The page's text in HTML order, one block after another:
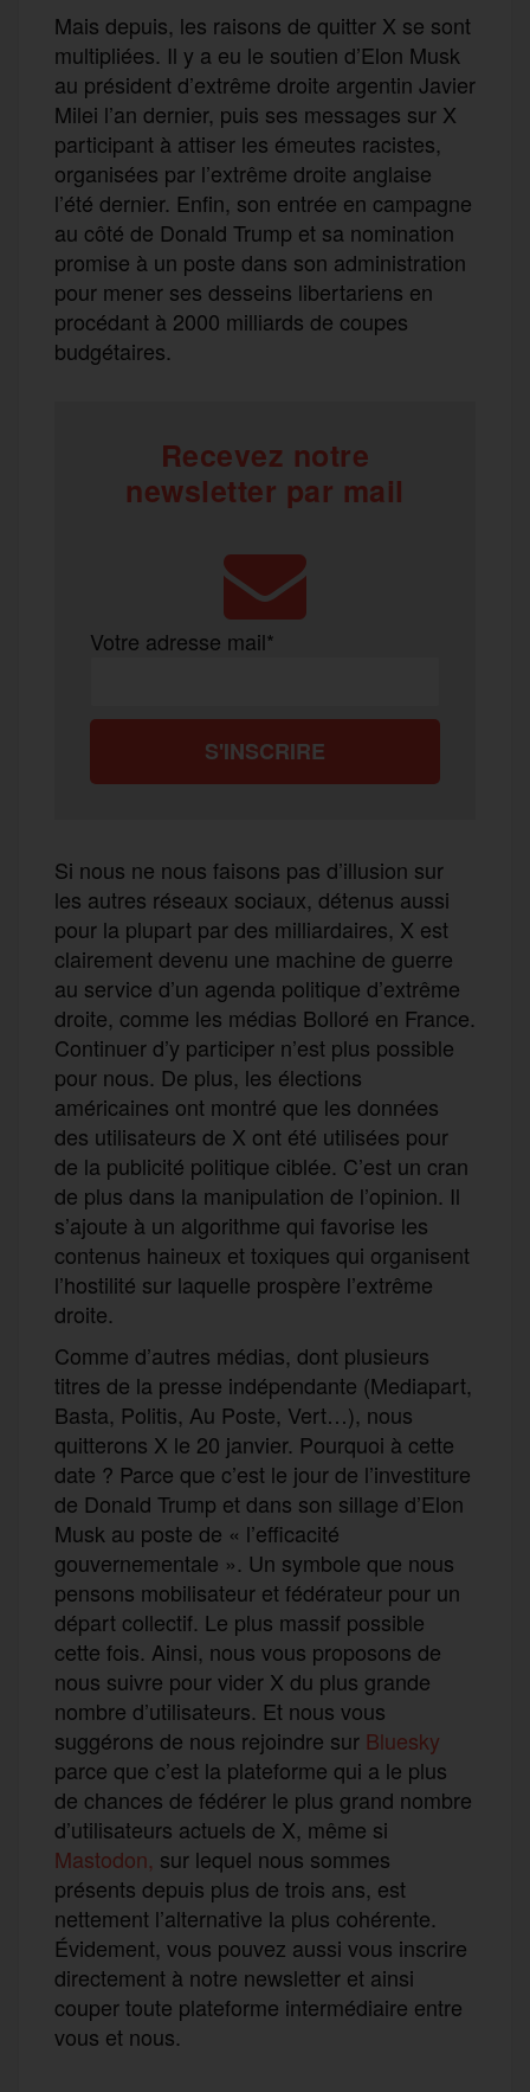
Mais depuis, les raisons de quitter X se sont
multipliées. Il y a eu le soutien d’Elon Musk
au président d’extrême droite argentin Javier
Milei l’an dernier, puis ses messages sur X
participant à attiser les émeutes racistes,
organisées par l’extrême droite anglaise
l’été dernier. Enfin, son entrée en campagne
au côté de Donald Trump et sa nomination
promise à un poste dans son administration
pour mener ses desseins libertariens en
procédant à 2000 milliards de coupes
budgétaires.
Recevez notre
newsletter par mail
Votre adresse mail*
Si nous ne nous faisons pas d’illusion sur
les autres réseaux sociaux, détenus aussi
pour la plupart par des milliardaires, X est
clairement devenu une machine de guerre
au service d’un agenda politique d’extrême
droite, comme les médias Bolloré en France.
Continuer d’y participer n’est plus possible
pour nous. De plus, les élections
américaines ont montré que les données
des utilisateurs de X ont été utilisées pour
de la publicité politique ciblée. C’est un cran
de plus dans la manipulation de l’opinion. Il
s’ajoute à un algorithme qui favorise les
contenus haineux et toxiques qui organisent
l’hostilité sur laquelle prospère l’extrême
droite.
Comme d’autres médias, dont plusieurs
titres de la presse indépendante (Mediapart,
Basta, Politis, Au Poste, Vert…), nous
quitterons X le 20 janvier. Pourquoi à cette
date ? Parce que c’est le jour de l’investiture
de Donald Trump et dans son sillage d’Elon
Musk au poste de « l’efficacité
gouvernementale ». Un symbole que nous
pensons mobilisateur et fédérateur pour un
départ collectif. Le plus massif possible
cette fois. Ainsi, nous vous proposons de
nous suivre pour vider X du plus grande
nombre d’utilisateurs. Et nous vous
suggérons de nous rejoindre sur Bluesky
parce que c’est la plateforme qui a le plus
de chances de fédérer le plus grand nombre
d’utilisateurs actuels de X, même si
Mastodon, sur lequel nous sommes
présents depuis plus de trois ans, est
nettement l’alternative la plus cohérente.
Évidement, vous pouvez aussi vous inscrire
directement à notre newsletter et ainsi
couper toute plateforme intermédiaire entre
vous et nous.